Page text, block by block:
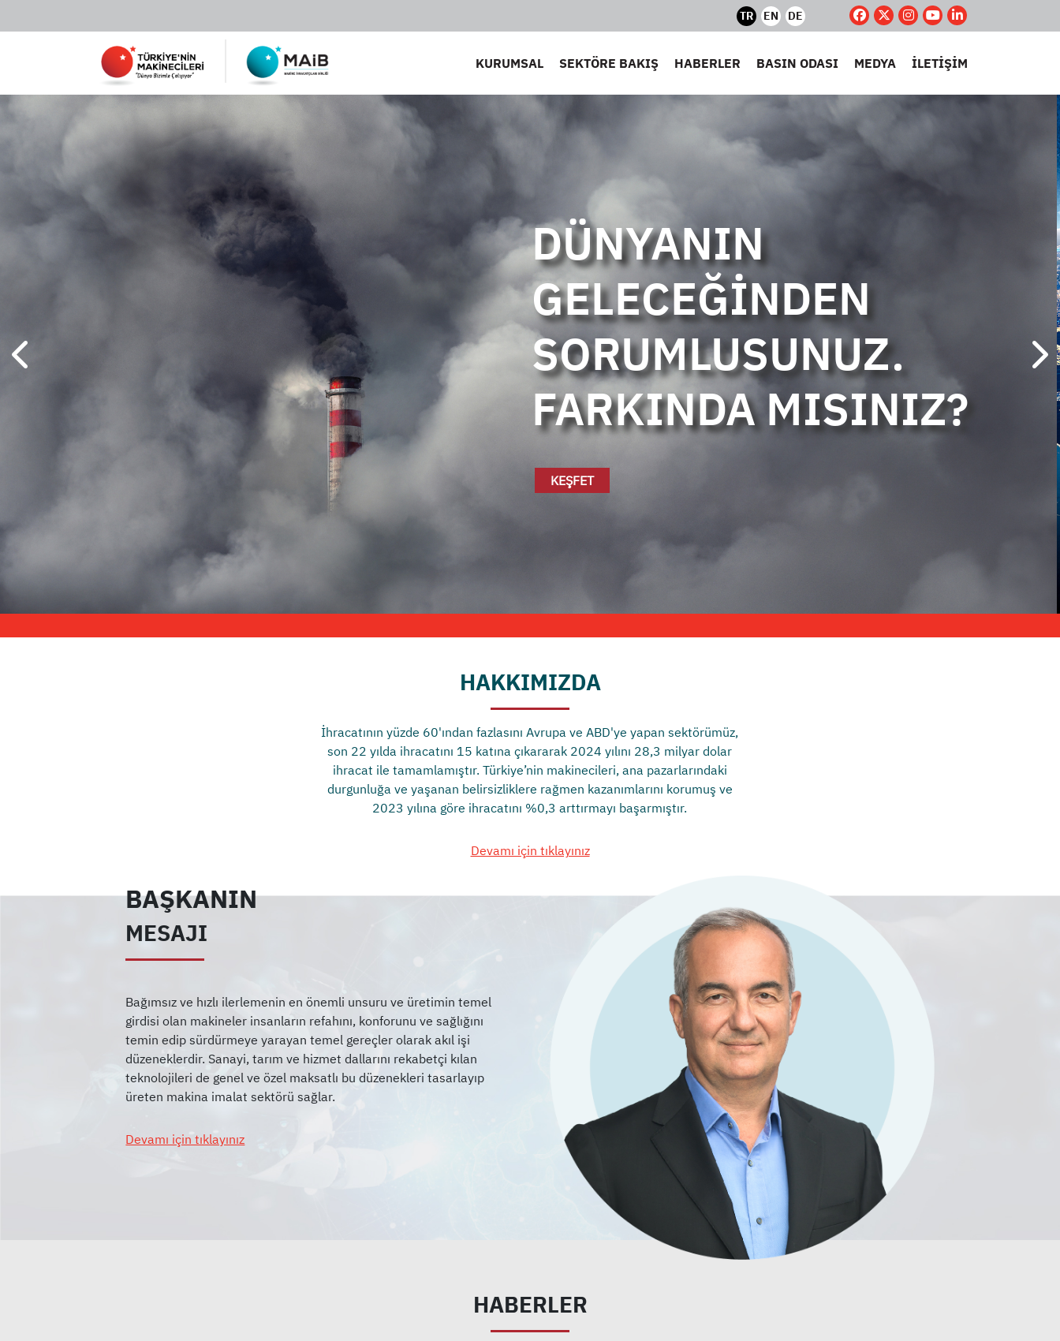
TR EN DE
KURUMSAL SEKTÖRE BAKIŞ HABERLER BASIN ODASI MEDYA İLETİŞİM
DÜNYANIN
GELECEĞİNDEN
SORUMLUSUNUZ.
KEŞFET
HAKKIMIZDA
İhracatının yüzde 60'ından fazlasını Avrupa ve ABD'ye yapan sektörümüz,
son 22 yılda ihracatını 15 katına çıkararak 2024 yılını 28,3 milyar dolar
ihracat ile tamamlamıştır. Türkiye’nin makinecileri, ana pazarlarındaki
durgunluğa ve yaşanan belirsizliklere rağmen kazanımlarını korumuş ve
2023 yılına göre ihracatını %0,3 arttırmayı başarmıştır.
Devamı için tıklayınız
BAŞKANIN
MESAJI
Bağımsız ve hızlı ilerlemenin en önemli unsuru ve üretimin temel
girdisi olan makineler insanların refahını, konforunu ve sağlığını
temin edip sürdürmeye yarayan temel gereçler olarak akıl işi
düzeneklerdir. Sanayi, tarım ve hizmet dallarını rekabetçi kılan
teknolojileri de genel ve özel maksatlı bu düzenekleri tasarlayıp
Devamı için tıklayınız
HABERLER